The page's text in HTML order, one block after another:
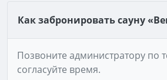
Как забронировать сауну
Позвоните администратору по
согласуйте время.